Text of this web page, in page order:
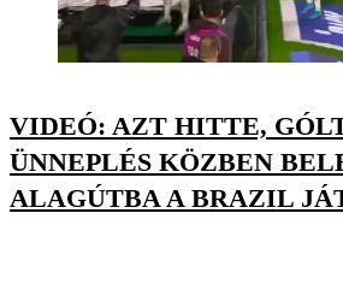
VIDEÓ: AZT HITTE,
ÜNNEPLÉS KÖZBEN
ALAGÚTBA A BRAZIL